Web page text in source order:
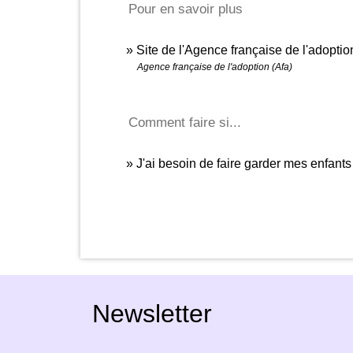
Pour en savoir plus
Site de l'Agence française de
Agence française de l'adoption (Afa)
Comment faire si...
J'ai besoin de faire garder mes enfants
Newsletter